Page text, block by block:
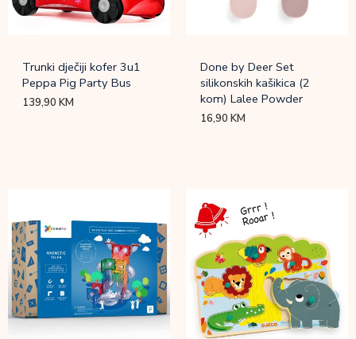
Trunki dječiji kofer 3u1
Peppa Pig Party Bus
139,90KM
Done by Deer Set
silikonskih kašikica (2
kom) Lalee Powder
16,90KM